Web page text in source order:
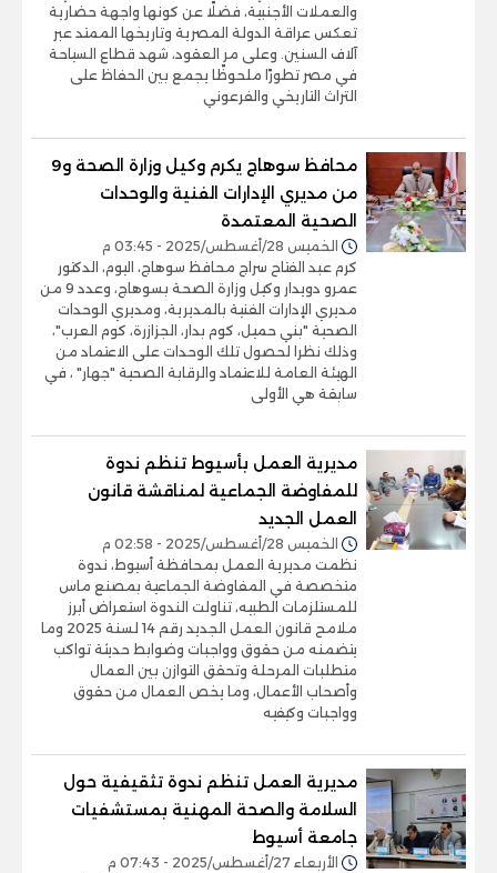
والعملات الأجنبية، فضلًا عن كونها واجهة حضارية
تعكس عراقة الدولة المصرية وتاريخها الممتد عبر
آلاف السنين. وعلى مر العقود، شهد قطاع السياحة
في مصر تطورًا ملحوظًا يجمع بين الحفاظ على
التراث التاريخي والفرعوني
محافظ سوهاج يكرم وكيل وزارة الصحة و9
من مديري الإدارات الفنية والوحدات
الصحية المعتمدة
الخميس 28/أغسطس/2025 - 03:45 م
كرم عبد الفتاح سراج محافظ سوهاج، اليوم، الدكتور
عمرو دويدار وكيل وزارة الصحة بسوهاج، وعدد 9 من
مديري الإدارات الفنية بالمديرية، ومديري الوحدات
الصحية "بني حميل، كوم بدار، الجزازرة، كوم العرب"،
وذلك نظرا لحصول تلك الوحدات على الاعتماد من
الهيئة العامة للاعتماد والرقابة الصحية "جهار" ، في
سابقة هي الأولى
مديرية العمل بأسيوط تنظم ندوة
للمفاوضة الجماعية لمناقشة قانون
العمل الجديد
الخميس 28/أغسطس/2025 - 02:58 م
نظمت مديرية العمل بمحافظة أسيوط، ندوة
متخصصة في المفاوضة الجماعية بمصنع ماس
للمستلزمات الطبيه، تناولت الندوة استعراض أبرز
ملامح قانون العمل الجديد رقم 14 لسنة 2025 وما
يتضمنه من حقوق وواجبات وضوابط حديثة تواكب
متطلبات المرحلة وتحقق التوازن بين العمال
وأصحاب الأعمال، وما يخص العمال من حقوق
وواجبات وكيفيه
مديرية العمل تنظم ندوة تثقيفية حول
السلامة والصحة المهنية بمستشفيات
جامعة أسيوط
الأربعاء 27/أغسطس/2025 - 07:43 م